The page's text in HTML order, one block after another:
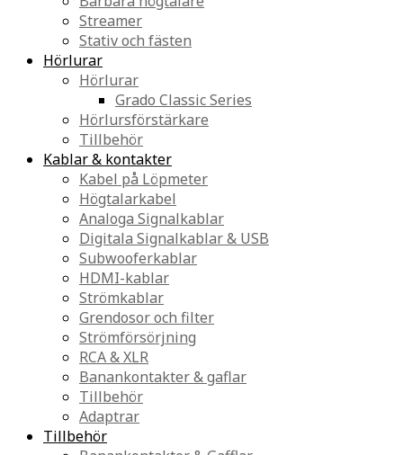
Streamer
Stativ och fästen
Hörlurar
Hörlurar
Grado Classic Series
Hörlursförstärkare
Tillbehör
Kablar & kontakter
Kabel på Löpmeter
Högtalarkabel
Analoga Signalkablar
Digitala Signalkablar & USB
Subwooferkablar
HDMI-kablar
Strömkablar
Grendosor och filter
Strömförsörjning
RCA & XLR
Banankontakter & gaflar
Tillbehör
Adaptrar
Tillbehör